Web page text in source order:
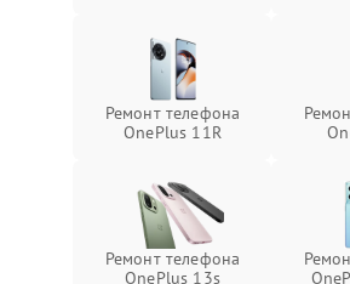
Ремонт телефона
OnePlus 11R
Ремонт телефона
OnePlus 13s